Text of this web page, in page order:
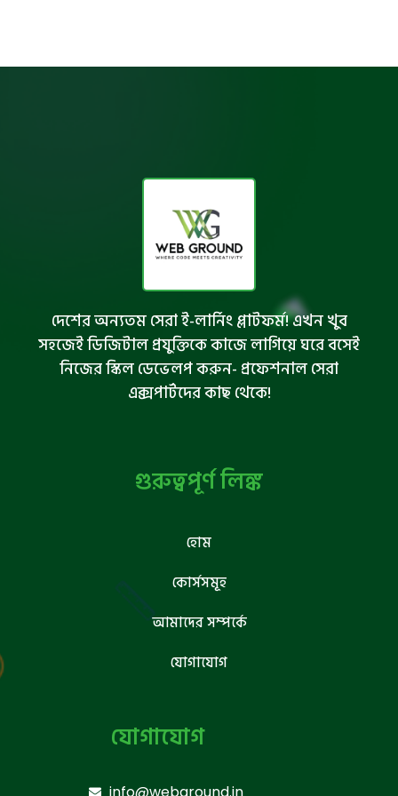
দেশের অন্যতম সেরা ই-লার্নিং প্লাটফর্ম! এখন খুব
সহজেই ডিজিটাল প্রযুক্তিকে কাজে লাগিয়ে ঘরে বসেই
নিজের স্কিল ডেভেলপ করুন- প্রফেশনাল সেরা
এক্সপার্টদের কাছ থেকে!
গুরুত্বপূর্ণ লিঙ্ক
হোম
কোর্সসমূহ
আমাদের সম্পর্কে
যোগাযোগ
যোগাযোগ